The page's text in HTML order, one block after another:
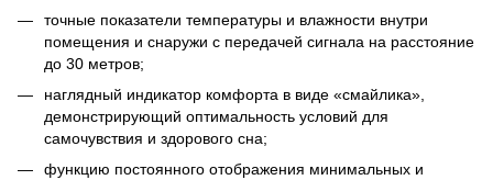
точные показатели температуры и влажности внутри
помещения и снаружи с передачей сигнала на расстояние
до 30 метров;
наглядный индикатор комфорта в виде «смайлика»,
демонстрирующий оптимальность условий для
самочувствия и здорового сна;
функцию постоянного отображения минимальных и